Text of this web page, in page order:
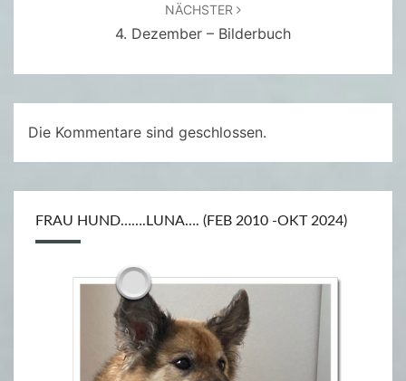
NÄCHSTER
4. Dezember – Bilderbuch
Die Kommentare sind geschlossen.
FRAU HUND…….LUNA…. (FEB 2010 -OKT 2024)